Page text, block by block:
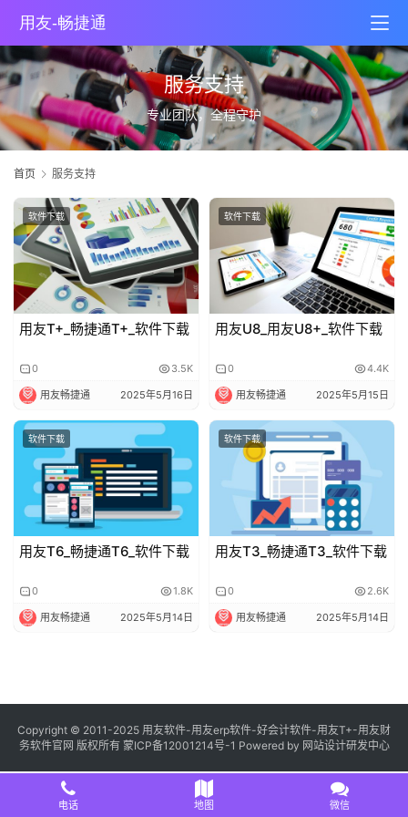
服务支持
专业团队，全程守护
首页 服务支持
软件下载
用友T+_畅捷通T+_软件下载
0 3.5K
用友畅捷通 2025年5月16日
软件下载
用友U8_用友U8+_软件下载
0 4.4K
用友畅捷通 2025年5月15日
软件下载
用友T6_畅捷通T6_软件下载
0 1.8K
用友畅捷通 2025年5月14日
软件下载
用友T3_畅捷通T3_软件下载
0 2.6K
用友畅捷通 2025年5月14日
Copyright © 2011-2025 用友软件-用友erp软件-好会计软件-用友T+-用友财
务软件官网 版权所有 蒙ICP备12001214号-1 Powered by 网站设计研发中心
电话 地图 微信